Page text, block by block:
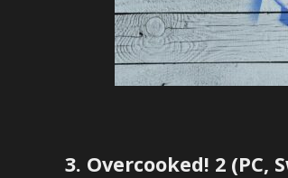
3. Overcooked! 2 (PC,